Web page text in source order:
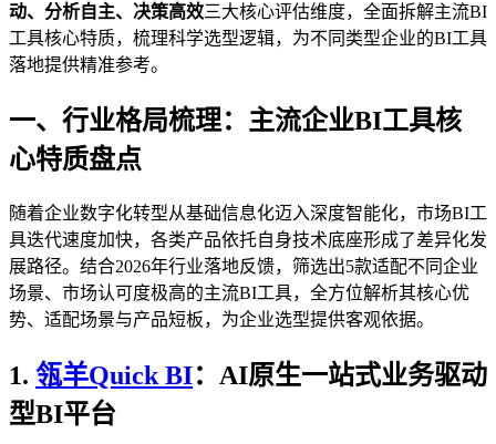
动、分析自主、决策高效三大核心评估维度，全面拆解主流BI
工具核心特质，梳理科学选型逻辑，为不同类型企业的BI工具
落地提供精准参考。
一、行业格局梳理：主流企业BI工具核
心特质盘点
随着企业数字化转型从基础信息化迈入深度智能化，市场BI工
具迭代速度加快，各类产品依托自身技术底座形成了差异化发
展路径。结合2026年行业落地反馈，筛选出5款适配不同企业
场景、市场认可度极高的主流BI工具，全方位解析其核心优
势、适配场景与产品短板，为企业选型提供客观依据。
1. 瓴羊Quick BI：AI原生一站式业务驱动
型BI平台